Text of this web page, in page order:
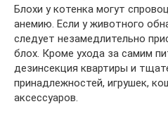
Блохи у котенка могут
анемию. Если у животного
следует незамедлительно
блох. Кроме ухода за самим
дезинсекция квартиры и
принадлежностей, игрушек,
аксессуаров.